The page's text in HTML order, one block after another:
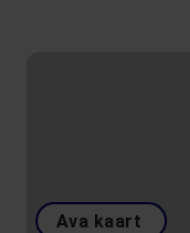
Ava kaart